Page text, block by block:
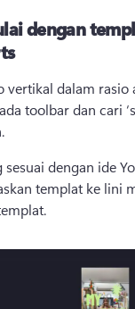
dengan
toolbar dan cari
dengan ide
templat ke lini